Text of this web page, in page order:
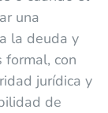
una
la deuda y
formal, con
jurídica y
de